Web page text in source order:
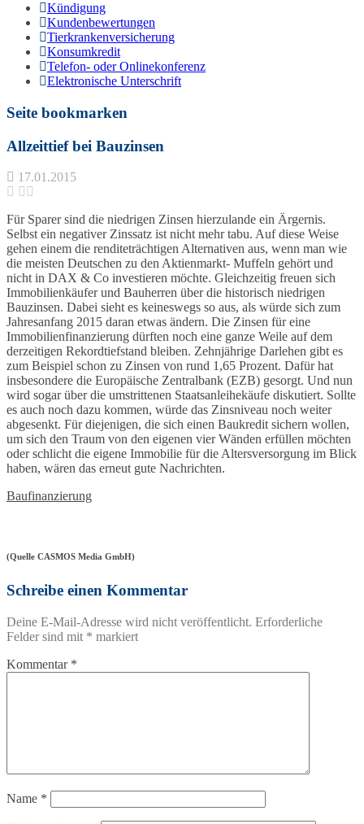
Kündigung
Kundenbewertungen
Tierkrankenversicherung
Konsumkredit
Telefon- oder Onlinekonferenz
Elektronische Unterschrift
Seite bookmarken
Allzeittief bei Bauzinsen
17.01.2015
Für Sparer sind die niedrigen Zinsen hierzulande ein Ärgernis.
Selbst ein negativer Zinssatz ist nicht mehr tabu. Auf diese Weise
gehen einem die renditeträchtigen Alternativen aus, wenn man wie
die meisten Deutschen zu den Aktienmarkt- Muffeln gehört und
nicht in DAX & Co investieren möchte. Gleichzeitig freuen sich
Immobilienkäufer und Bauherren über die historisch niedrigen
Bauzinsen. Dabei sieht es keineswegs so aus, als würde sich zum
Jahresanfang 2015 daran etwas ändern. Die Zinsen für eine
Immobilienfinanzierung dürften noch eine ganze Weile auf dem
derzeitigen Rekordtiefstand bleiben. Zehnjährige Darlehen gibt es
zum Beispiel schon zu Zinsen von rund 1,65 Prozent. Dafür hat
insbesondere die Europäische Zentralbank (EZB) gesorgt. Und nun
wird sogar über die umstrittenen Staatsanleihekäufe diskutiert. Sollte
es auch noch dazu kommen, würde das Zinsniveau noch weiter
abgesenkt. Für diejenigen, die sich einen Baukredit sichern wollen,
um sich den Traum von den eigenen vier Wänden erfüllen möchten
oder schlicht die eigene Immobilie für die Altersversorgung im Blick
haben, wären das erneut gute Nachrichten.
Baufinanzierung
(Quelle CASMOS Media GmbH)
Schreibe einen Kommentar
Deine E-Mail-Adresse wird nicht veröffentlicht. Erforderliche
Felder sind mit * markiert
Kommentar *
Name *